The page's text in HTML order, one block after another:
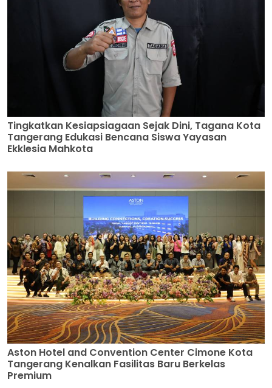
Tingkatkan Kesiapsiagaan Sejak Dini, Tagana Kota
Tangerang Edukasi Bencana Siswa Yayasan
Ekklesia Mahkota
Aston Hotel and Convention Center Cimone Kota
Tangerang Kenalkan Fasilitas Baru Berkelas
Premium